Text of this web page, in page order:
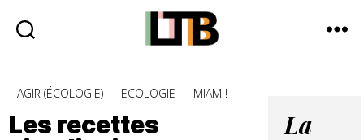
Bag
Catégories
AGIR (ÉCOLOGIE) ECOLOGIE MIAM !
Les recettes
La